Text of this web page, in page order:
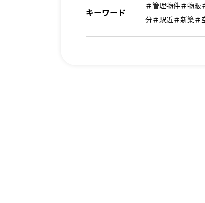
キーワード
＃管理物件＃物販
分＃駅近＃新築＃